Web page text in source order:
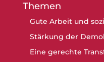
Themen
Gute Arbeit und
Stärkung der
Eine gerechte